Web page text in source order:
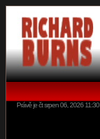
Právě je čt srpen 06, 2026 11:30